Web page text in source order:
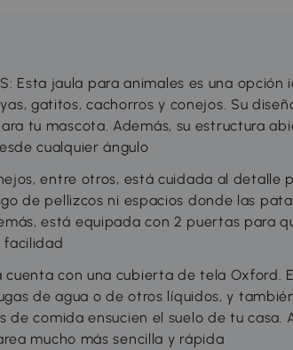
Esta jaula para animales es una opción
gatitos, cachorros y conejos. Su
tu mascota. Además, su estructura
cualquier ángulo
entre otros, está cuidada al detalle
de pellizcos ni espacios donde las
está equipada con 2 puertas para
facilidad
cuenta con una cubierta de tela Oxford.
de agua o de otros líquidos, y
de comida ensucien el suelo de tu casa.
mucho más sencilla y rápida